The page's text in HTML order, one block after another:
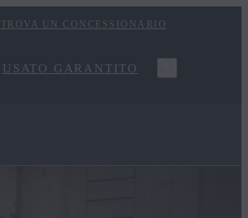
TROVA UN CONCESSIONARIO
USATO GARANTITO